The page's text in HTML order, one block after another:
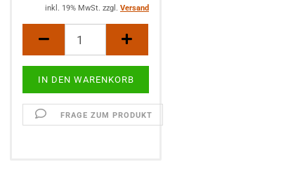
inkl. 19% MwSt. zzgl. Versand
FRAGE ZUM PRODUKT